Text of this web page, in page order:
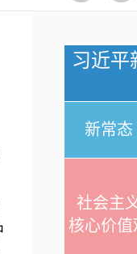
习近平
新常态
社会主
核心价值